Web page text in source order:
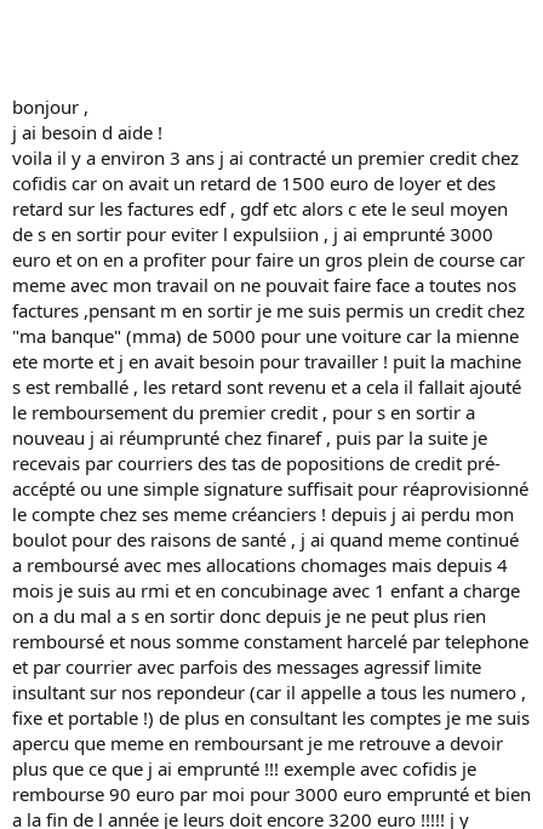
bonjour ,
j ai besoin d aide !
voila il y a environ 3 ans j ai contracté un premier credit chez
cofidis car on avait un retard de 1500 euro de loyer et des
retard sur les factures edf , gdf etc alors c ete le seul moyen
de s en sortir pour eviter l expulsiion , j ai emprunté 3000
euro et on en a profiter pour faire un gros plein de course car
meme avec mon travail on ne pouvait faire face a toutes nos
factures ,pensant m en sortir je me suis permis un credit chez
"ma banque" (mma) de 5000 pour une voiture car la mienne
ete morte et j en avait besoin pour travailler ! puit la machine
s est remballé , les retard sont revenu et a cela il fallait ajouté
le remboursement du premier credit , pour s en sortir a
nouveau j ai réumprunté chez finaref , puis par la suite je
recevais par courriers des tas de popositions de credit pré-
accépté ou une simple signature suffisait pour réaprovisionné
le compte chez ses meme créanciers ! depuis j ai perdu mon
boulot pour des raisons de santé , j ai quand meme continué
a remboursé avec mes allocations chomages mais depuis 4
mois je suis au rmi et en concubinage avec 1 enfant a charge
on a du mal a s en sortir donc depuis je ne peut plus rien
remboursé et nous somme constament harcelé par telephone
et par courrier avec parfois des messages agressif limite
insultant sur nos repondeur (car il appelle a tous les numero ,
fixe et portable !) de plus en consultant les comptes je me suis
apercu que meme en remboursant je me retrouve a devoir
plus que ce que j ai emprunté !!! exemple avec cofidis je
rembourse 90 euro par moi pour 3000 euro emprunté et bien
a la fin de l année je leurs doit encore 3200 euro !!!!! j y